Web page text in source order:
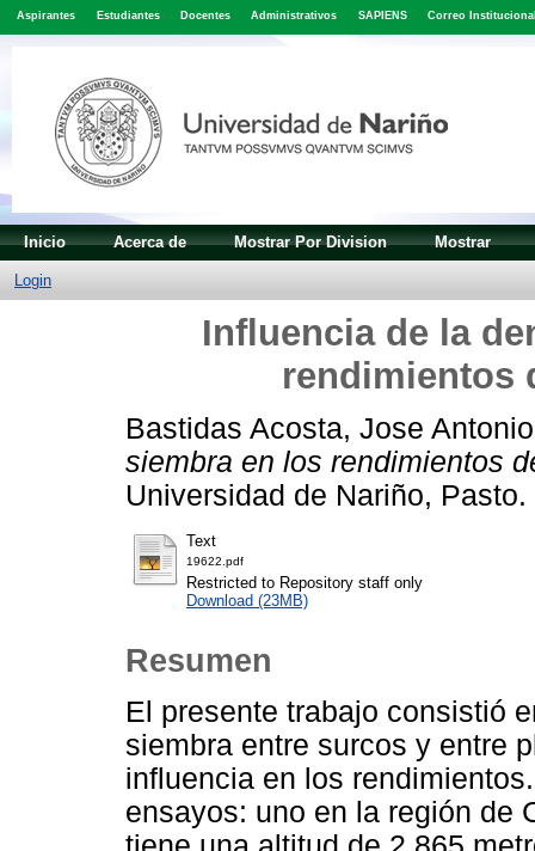
Aspirantes Estudiantes Docentes Administrativos SAPIENS Correo
Inicio Acerca de Mostrar Por Division Mostrar
Login
Influencia de la
rendimientos
Bastidas Acosta, Jose Antonio
siembra en los rendimientos
Universidad de Nariño, Pasto.
Text
19622.pdf
Restricted to Repository staff only
Download (23MB)
Resumen
El presente trabajo consistió
siembra entre surcos y entre
influencia en los
ensayos: uno en la región de